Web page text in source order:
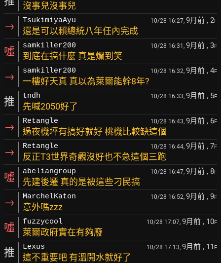
沒事兒沒事兒
→ TsukimiyaAyu 10/28 16:27, 9月前 , 2F
還是可以賴總統八年任內完成
噓 samkiller200 10/28 16:31, 9月前 , 3F
到底在搞什麼 真是爛到笑
→ samkiller200 10/28 16:32, 9月前 , 4F
一樓好天真 真以為萊爾能幹8年?
推 tndh 10/28 16:33, 9月前 , 5F
先喊2050好了
→ Retangle 10/28 16:43, 9月前 , 6F
過夜機坪有搞好就好 桃機比較缺這個
→ Retangle 10/28 16:44, 9月前 , 7F
反正T3世界奇觀沒好也不急這個三跑
噓 abeliangroup 10/28 16:47, 9月前 , 8F
先建後遷 真的是被這些刁民搞
→ MarchelKaton 10/28 16:52, 9月前 , 9F
意外嗎zzz
噓 fuzzycool 10/28 17:07, 9月前 , 10F
萊爾政府實在有夠廢
推 Lexus 10/28 17:13, 9月前 , 11 F
這不重要吧 有溫開水就好了